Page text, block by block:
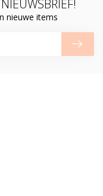
nieuwe items